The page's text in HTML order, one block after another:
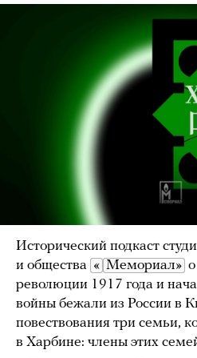
Исторический подкаст
и общества « Мемориал»
революции 1917 года и
войны бежали из России в
повествования три семьи,
в Харбине: члены этих